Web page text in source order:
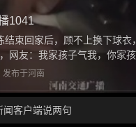
1041
结束回家后，顾不上换下球衣
网友：我家孩子气我，你家孩
发布于河南
闻客户端说两句